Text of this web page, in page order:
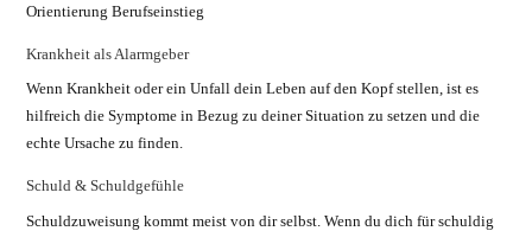
Orientierung Berufseinstieg
Krankheit als Alarmgeber
Wenn Krankheit oder ein Unfall dein Leben auf den Kopf stellen, ist es
hilfreich die Symptome in Bezug zu deiner Situation zu setzen und die
echte Ursache zu finden.
Schuld & Schuldgefühle
Schuldzuweisung kommt meist von dir selbst. Wenn du dich für schuldig